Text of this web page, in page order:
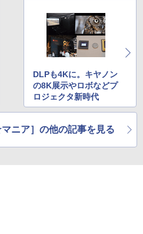
DLPも4Kに。キヤノン
の8K展示やロボなどプ
ロジェクタ新時代
ニア］の他の記事を見る